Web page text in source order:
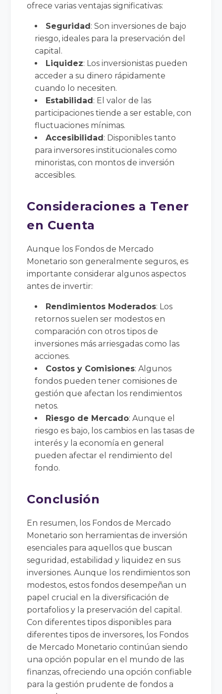
ofrece varias ventajas significativas:
Seguridad: Son inversiones de bajo
riesgo, ideales para la preservación del
capital.
Liquidez: Los inversionistas pueden
acceder a su dinero rápidamente
cuando lo necesiten.
Estabilidad: El valor de las
participaciones tiende a ser estable, con
fluctuaciones mínimas.
Accesibilidad: Disponibles tanto
para inversores institucionales como
minoristas, con montos de inversión
accesibles.
Consideraciones a Tener
en Cuenta
Aunque los Fondos de Mercado
Monetario son generalmente seguros, es
importante considerar algunos aspectos
antes de invertir:
Rendimientos Moderados: Los
retornos suelen ser modestos en
comparación con otros tipos de
inversiones más arriesgadas como las
acciones.
Costos y Comisiones: Algunos
fondos pueden tener comisiones de
gestión que afectan los rendimientos
netos.
Riesgo de Mercado: Aunque el
riesgo es bajo, los cambios en las tasas de
interés y la economía en general
pueden afectar el rendimiento del
fondo.
Conclusión
En resumen, los Fondos de Mercado
Monetario son herramientas de inversión
esenciales para aquellos que buscan
seguridad, estabilidad y liquidez en sus
inversiones. Aunque los rendimientos son
modestos, estos fondos desempeñan un
papel crucial en la diversificación de
portafolios y la preservación del capital.
Con diferentes tipos disponibles para
diferentes tipos de inversores, los Fondos
de Mercado Monetario continúan siendo
una opción popular en el mundo de las
finanzas, ofreciendo una opción confiable
para la gestión prudente de fondos a